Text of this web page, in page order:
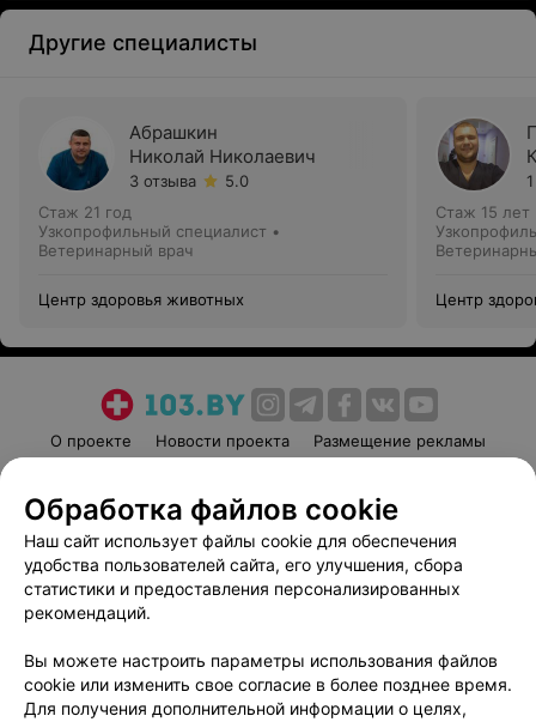
Другие специалисты
Абрашкин
Николай Николаевич
3 отзыва
5.0
Стаж 21 год
Узкопрофильный специалист •
Ветеринарный врач
Центр здоровья животных
Стаж 15 лет
Центр
О проекте Новости проекта
Размещение рекламы
Пользовательское соглашение
Способы оплаты
Вакансии
Партнеры
Написать руководителю 103.by
Обработка персональных данных
Обработка файлов cookie
Наш сайт использует файлы cookie для обеспечения
удобства пользователей сайта, его улучшения, сбора
статистики и предоставления персонализированных
рекомендаций.
Вы можете настроить параметры использования файлов
cookie или изменить свое согласие в более позднее время.
Для получения дополнительной информации о целях,